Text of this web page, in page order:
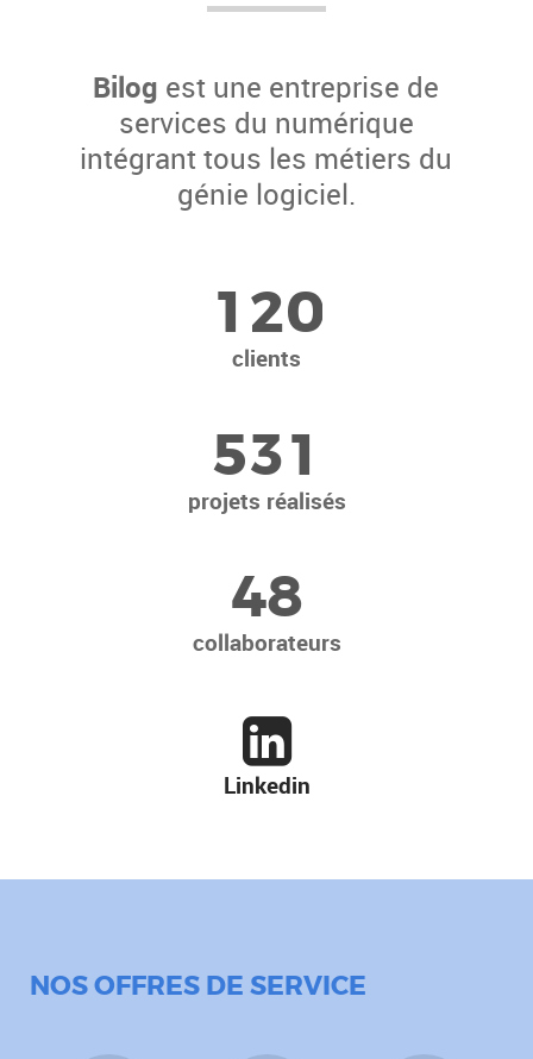
Bilog est une entreprise de
services du numérique
intégrant tous les métiers du
génie logiciel.
1 20
clients
531
projets réalisés
48
collaborateurs
Linkedin
NOS OFFRES DE SERVICE